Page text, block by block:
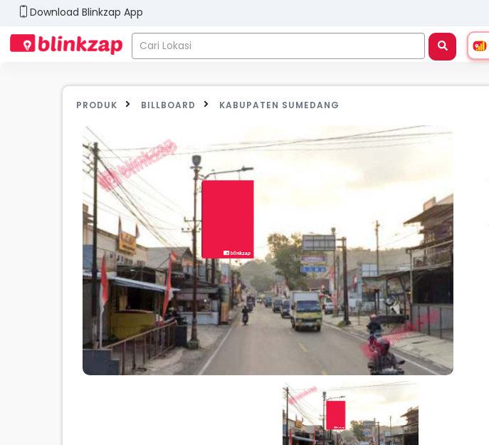
Download Blinkzap App
PRODUK BILLBOARD KABUPATEN SUMEDANG